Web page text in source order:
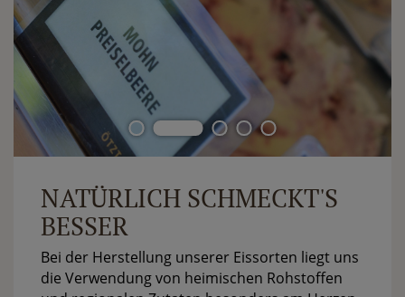
NATÜRLICH SCHMECKT'S
BESSER
Bei der Herstellung unserer Eissorten liegt uns
die Verwendung von heimischen Rohstoffen